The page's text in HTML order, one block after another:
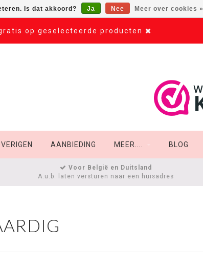
op geselecteerde producten
AANBIEDING MEER.... BLOG
Voor België en Duitsland
A.u.b. laten versturen naar een huisadres
Is dat akkoord? Ja Nee Meer over cookies »